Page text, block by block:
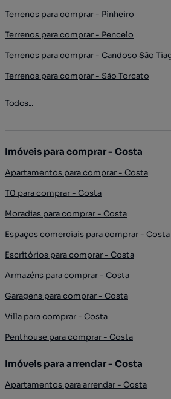
Terrenos para comprar - Pinheiro
Terrenos para comprar - Pencelo
Terrenos para comprar - Candoso São
Terrenos para comprar - São Torcato
Todos...
Imóveis para comprar - Costa
Apartamentos para comprar - Costa
T0 para comprar - Costa
Moradias para comprar - Costa
Espaços comerciais para comprar - Costa
Escritórios para comprar - Costa
Armazéns para comprar - Costa
Garagens para comprar - Costa
Villa para comprar - Costa
Penthouse para comprar - Costa
Imóveis para arrendar - Costa
Apartamentos para arrendar - Costa